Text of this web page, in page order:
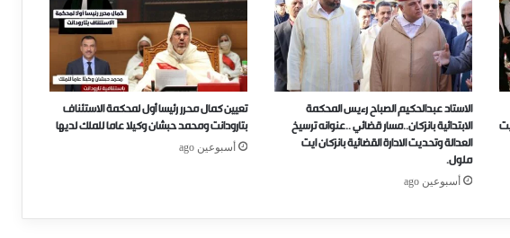
الاستاد عبدالحكيم الصباح رءيس المحكمة
الابتدائية بانزكان..مسار قضائي ..عنوانه ترسيخ
العدالة وتحديت الادارة القضائية بانزكان ايت
ملول.
أسبوعين ago
تعيين كمال محرر رئيسا أول لمحكمة الاستئناف
بتارودانت ومحمد حبشان وكيلا عاما للملك لديها
أسبوعين ago